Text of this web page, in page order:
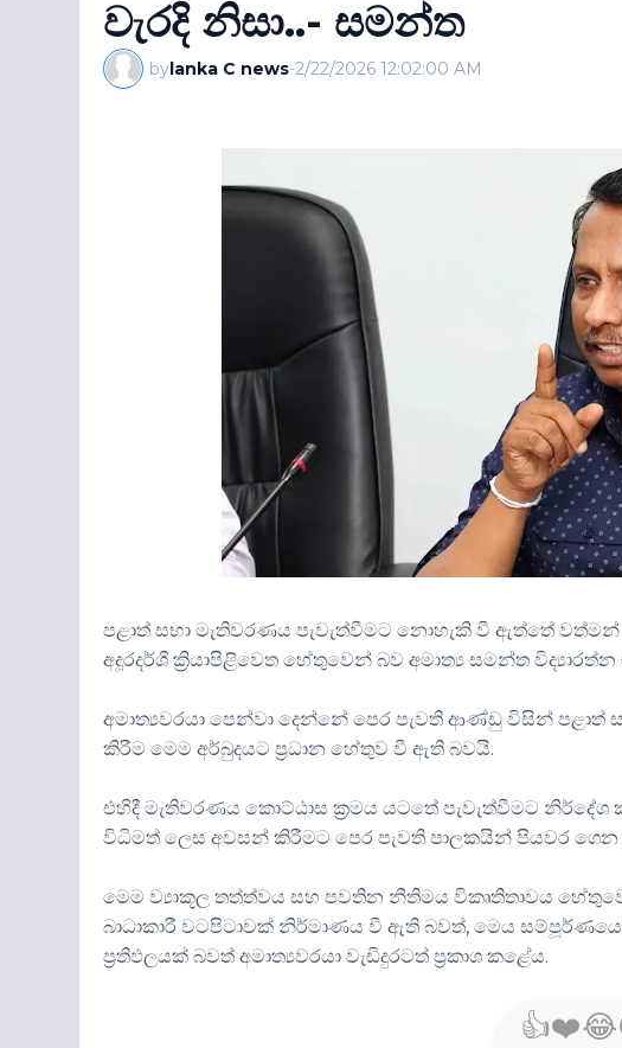
වැරදි නිසා..- සමන්ත
bylanka C news-2/22/2026 12:02:00 AM
පළාත් සභා මැතිවරණය පැවැත්වීමට නොහැකි වී ඇත්තේ
අදූරදර්ශී ක්‍රියාපිළිවෙත හේතුවෙන් බව අමාත්‍ය සමන්ත
අමාත්‍යවරයා පෙන්වා දෙන්නේ පෙර පැවති ආණ්ඩු විසින්
කිරීම මෙම අර්බුදයට ප්‍රධාන හේතුව වී ඇති බවයි.
එහිදී මැතිවරණය කොට්ඨාස ක්‍රමය යටතේ පැවැත්වීමට
විධිමත් ලෙස අවසන් කිරීමට පෙර පැවති පාලකයින් පියවර
මෙම ව්‍යාකූල තත්ත්වය සහ පවතින නීතිමය විකෘතිතාවය
බාධාකාරී වටපිටාවක් නිර්මාණය වී ඇති බවත්, මෙය
ප්‍රතිඵලයක් බවත් අමාත්‍යවරයා වැඩිදුරටත් ප්‍රකාශ කළේය.
👍❤️😂